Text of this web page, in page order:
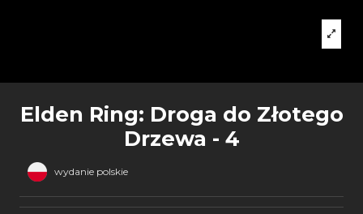
Elden Ring: Droga do Złotego
Drzewa - 4
wydanie polskie